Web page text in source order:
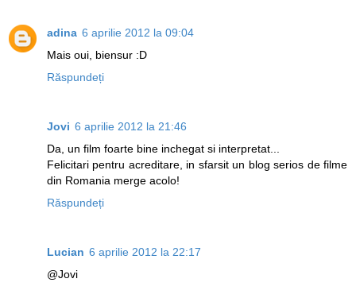
adina 6 aprilie 2012 la 09:04
Mais oui, biensur :D
Răspundeți
Jovi 6 aprilie 2012 la 21:46
Da, un film foarte bine inchegat si interpretat...
Felicitari pentru acreditare, in sfarsit un blog serios de filme
din Romania merge acolo!
Răspundeți
Lucian 6 aprilie 2012 la 22:17
@Jovi